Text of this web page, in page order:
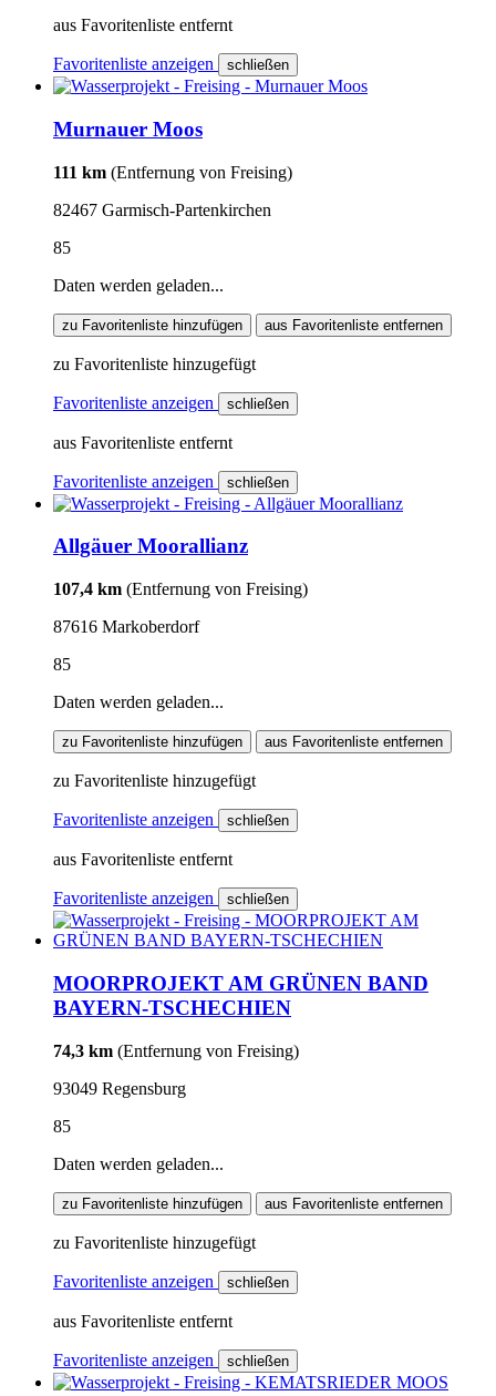
aus Favoritenliste entfernt
Favoritenliste anzeigen schließen
Murnauer Moos
111 km (Entfernung von Freising)
82467 Garmisch-Partenkirchen
85
Daten werden geladen...
zu Favoritenliste hinzufügen aus Favoritenliste entfernen
zu Favoritenliste hinzugefügt
Favoritenliste anzeigen schließen
aus Favoritenliste entfernt
Favoritenliste anzeigen schließen
Allgäuer Moorallianz
107,4 km (Entfernung von Freising)
87616 Markoberdorf
85
Daten werden geladen...
zu Favoritenliste hinzufügen aus Favoritenliste entfernen
zu Favoritenliste hinzugefügt
Favoritenliste anzeigen schließen
aus Favoritenliste entfernt
Favoritenliste anzeigen schließen
MOORPROJEKT AM GRÜNEN BAND
BAYERN-TSCHECHIEN
74,3 km (Entfernung von Freising)
93049 Regensburg
85
Daten werden geladen...
zu Favoritenliste hinzufügen aus Favoritenliste entfernen
zu Favoritenliste hinzugefügt
Favoritenliste anzeigen schließen
aus Favoritenliste entfernt
Favoritenliste anzeigen schließen